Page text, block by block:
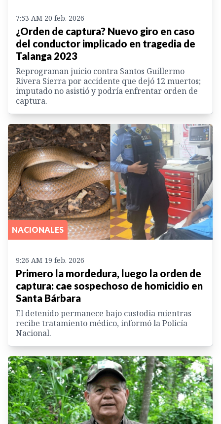
7:53 AM 20 feb. 2026
¿Orden de captura? Nuevo giro en caso
del conductor implicado en tragedia de
Talanga 2023
Reprograman juicio contra Santos Guillermo
Rivera Sierra por accidente que dejó 12 muertos;
imputado no asistió y podría enfrentar orden de
captura.
NACIONALES
9:26 AM 19 feb. 2026
Primero la mordedura, luego la orden de
captura: cae sospechoso de homicidio en
Santa Bárbara
El detenido permanece bajo custodia mientras
recibe tratamiento médico, informó la Policía
Nacional.